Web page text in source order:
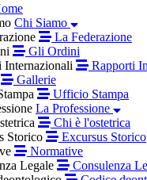
Chi Siamo
La Federazione
Gli Ordini
Internazionali
Rapporti
Gallerie
Ufficio Stampa
La Professione
Chi è l'ostetrica
Storico
Excursus Storico
Normative
Legale
Consulenza